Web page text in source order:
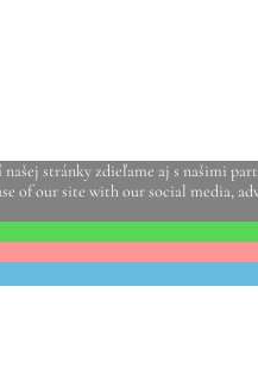
stránky zdieľame aj s našimi
of our site with our social media,